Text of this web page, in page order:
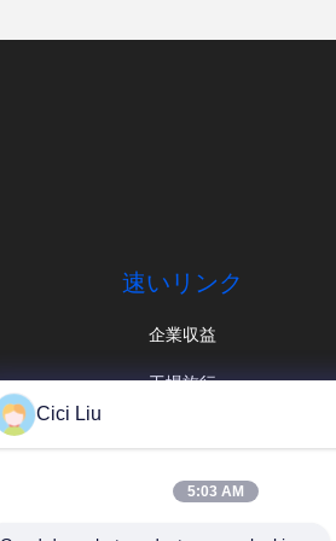
速いリンク
企業収益
工場旅行
ニュース
Cici Liu
5:03 AM